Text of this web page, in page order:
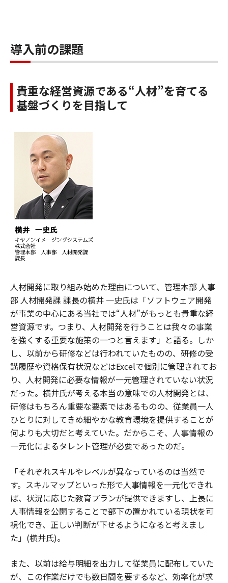
導入前の課題
貴重な経営資源である“人材”を育てる
基盤づくりを目指して
人材開発に取り組み始めた理由について、管理本部 人事
部 人材開発課 課長の横井 一史氏は「ソフトウェア開発
が事業の中心にある当社では“人材”がもっとも貴重な経
営資源です。つまり、人材開発を行うことは我々の事業
を強くする重要な施策の一つと言えます」と語る。しか
し、以前から研修などは行われていたものの、研修の受
講履歴や資格保有状況などはExcelで個別に管理されてお
り、人材開発に必要な情報が一元管理されていない状況
だった。横井氏が考える本当の意味での人材開発とは、
研修はもちろん重要な要素ではあるものの、従業員一人
ひとりに対してきめ細やかな教育環境を提供することが
何よりも大切だと考えていた。だからこそ、人事情報の
一元化によるタレント管理が必要であったのだ。
「それぞれスキルやレベルが異なっているのは当然で
す。スキルマップといった形で人事情報を一元化できれ
ば、状況に応じた教育プランが提供できますし、上長に
人事情報を公開することで部下の置かれている現状を可
視化でき、正しい判断が下せるようになると考えまし
た」(横井氏)。
また、以前は給与明細を出力して従業員に配布していた
が、この作業だけでも数日間を要するなど、効率化が求